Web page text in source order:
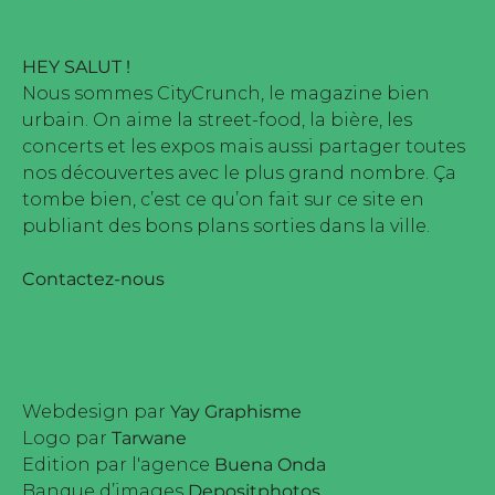
HEY SALUT !
Nous sommes CityCrunch, le magazine bien
urbain. On aime la street-food, la bière, les
concerts et les expos mais aussi partager toutes
nos découvertes avec le plus grand nombre. Ça
tombe bien, c’est ce qu’on fait sur ce site en
publiant des bons plans sorties dans la ville.
Contactez-nous
Webdesign par Yay Graphisme
Logo par Tarwane
Edition par l'agence Buena Onda